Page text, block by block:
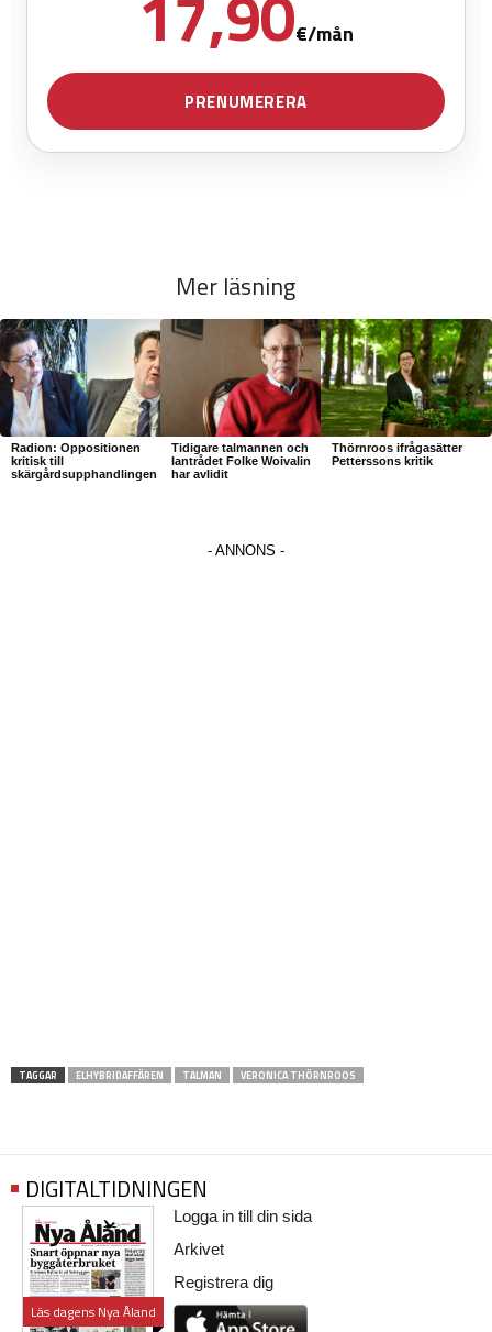
Mer läsning
Radion: Oppositionen
kritisk till
skärgårdsupphandlingen
Tidigare talmannen och
lantrådet Folke Woivalin
har avlidit
Thörnroos ifrågasätter
Petterssons kritik
TAGGAR ELHYBRIDAFFÄREN TALMAN VERONICA THÖRNROOS
DIGITALTIDNINGEN
Läs dagens Nya Åland
Logga in till din sida
Arkivet
Registrera dig